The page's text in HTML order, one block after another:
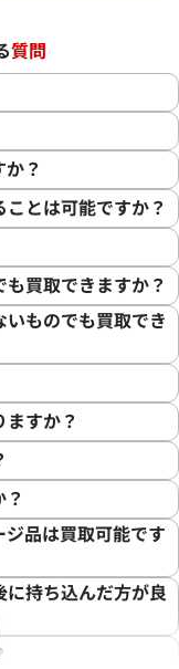
質問
？
とは可能ですか？
買取できますか？
ものでも買取でき
すか？
品は買取可能です
持ち込んだ方が良